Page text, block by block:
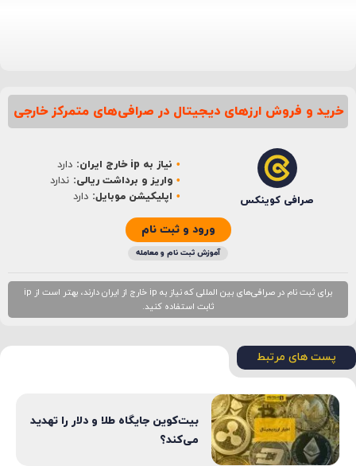
خرید و فروش ارزهای دیجیتال در صرافی‌های متمرکز خارجی
صرافی کوینکس
نیاز به ip خارج ایران:
دارد
واریز و برداشت ریالی: ندارد
اپلیکیشن موبایل: دارد
ورود و ثبت نام
آموزش ثبت نام و معامله
برای ثبت نام در صرافی‌های بین المللی که نیاز به ip خارج از ایران دارند، بهتر است از ip
ثابت استفاده کنید.
پست های مرتبط
بیت‌کوین جایگاه طلا و دلار را تهدید
می‌کند؟